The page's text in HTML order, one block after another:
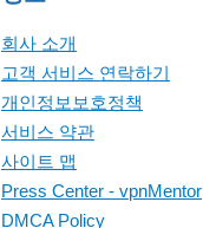
회사 소개
고객 서비스 연락하기
개인정보보호정책
서비스 약관
사이트 맵
Press Center - vpnMentor
DMCA Policy